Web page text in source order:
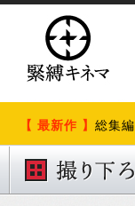
【 最新作 】 総集編